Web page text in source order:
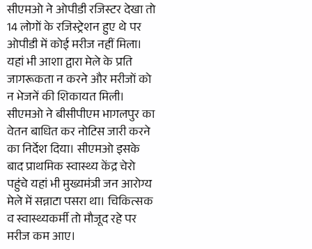
सीएमओ ने ओपीडी रजिस्टर देखा तो
14 लोगों के रजिस्ट्रेशन हुए थे पर
ओपीडी में कोई मरीज नहीं मिला।
यहां भी आशा द्वारा मेले के प्रति
जागरूकता न करने और मरीजों को
न भेजनें की शिकायत मिली।
सीएमओ ने बीसीपीएम भागलपुर का
वेतन बाधित कर नोटिस जारी करने
का निर्देश दिया। सीएमओ इसके
बाद प्राथमिक स्वास्थ्य केंद्र चेरो
पहुंचे यहां भी मुख्यमंत्री जन आरोग्य
मेले में सन्नाटा पसरा था। चिकित्सक
व स्वास्थ्यकर्मी तो मौजूद रहे पर
मरीज कम आए।